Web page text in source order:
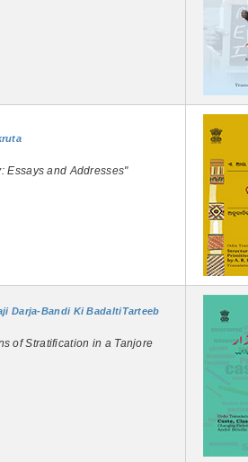
Essays and Addresses"
Darja-Bandi Ki BadaltiTarteeb
of Stratification in a Tanjore